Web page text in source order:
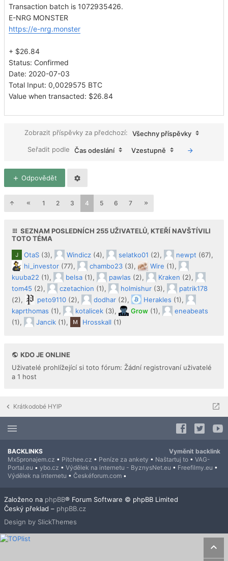
Transaction batch is 1072935426.
E-NRG MONSTER
https://e-nrg.monster
+ $26.84
Status: Confirmed
Date: 2020-07-03
Total Input: 0,0029575 BTC
Value when transacted: $26.84
Zobrazit příspěvky za předchozí:
Všechny příspěvky
Seřadit podle
Čas odeslání Vzestupně
Odpovědět
1 2 3 4 5 6 7
SEZNAM POSLEDNÍCH 255UŽIVATELŮ, KTEŘÍ NAVŠTÍVILI
TOTO TÉMA
OtaS (3), Windicz (4), selatko01 (2), newpt (67),
hi_investor (77), chambo23 (3), Wire (1),
kuuba22 (1), belsa (1), pawlas (2), Kraken (2),
tom45 (2), czetachion (1), holmishur (3),
patrik178
(2),
peto9110 (2), dodhar (2), Herakles (1),
kaprthomas (1), kotalicek (3), Grow (1),
eneabeats
(1),
Jancik (1), Hrosskall (1)
KDO JE ONLINE
Uživatelé prohlížející si toto fórum: Žádní registrovaní uživatelé
a 1 host
Krátkodobé HYIP
BACKLINKS
Vyměnit backlink
Mx5pronajem.cz • Pitchee.cz • Peníze za ankety • Naštartuj to • VAG-
Portal.eu • ybo.cz • Výdělek na internetu - ByznysNet.eu • Freefilmy.eu •
Výdělek na internetu • Českéforum.com •
Založeno na phpBB® Forum Software © phpBB Limited
Český překlad – phpBB.cz
Design by SlickThemes